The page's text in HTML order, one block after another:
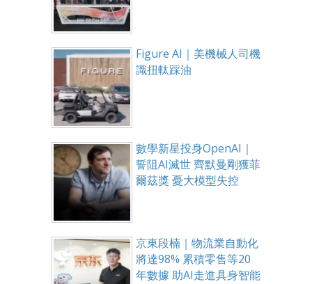
Figure AI｜美機械人司機
識扭軚踩油
數學新星投身OpenAI｜
誓阻AI滅世 齊默曼剛獲菲
爾茲獎 憂大模型失控
京東段楠｜物流業自動化
將達98% 累積零售等20
年數據 助AI走進具身智能